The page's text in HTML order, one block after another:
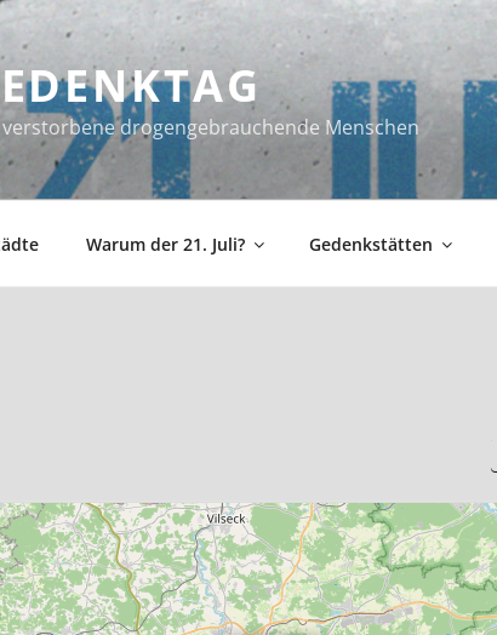
drogengebrauchende Menschen
Warum der 21. Juli? Gedenkstätten